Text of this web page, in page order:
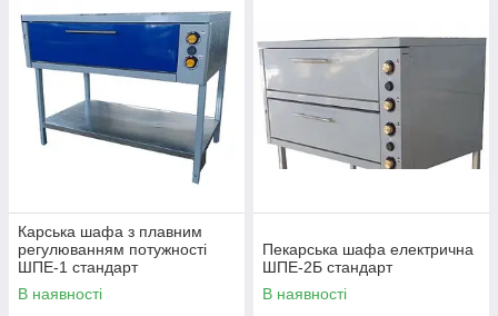
Карська шафа з плавним
регулюванням потужності
ШПЕ-1 стандарт
В наявності
Пекарська шафа електрична
ШПЕ-2Б стандарт
В наявності